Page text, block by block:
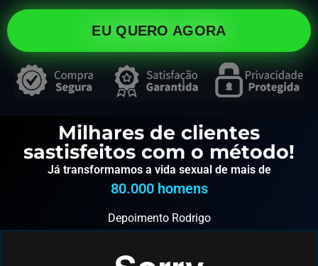
EU QUERO AGORA
Milhares de clientes
sastisfeitos com o método!
Já transformamos a vida sexual de mais de
80.000 homens
Depoimento Rodrigo